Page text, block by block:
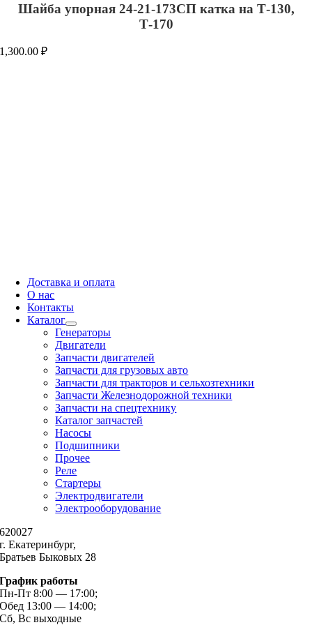
Шайба упорная 24-21-173СП катка на Т-130,
Т-170
1,300.00₽
Доставка и оплата
О нас
Контакты
Каталог
Генераторы
Двигатели
Запчасти двигателей
Запчасти для грузовых авто
Запчасти для тракторов и сельхозтехники
Запчасти Железнодорожной техники
Запчасти на спецтехнику
Каталог запчастей
Насосы
Подшипники
Прочее
Реле
Стартеры
Электродвигатели
Электрооборудование
620027
г. Екатеринбург,
Братьев Быковых 28
График работы
Пн-Пт 8:00 — 17:00;
Обед 13:00 — 14:00;
Сб, Вс выходные